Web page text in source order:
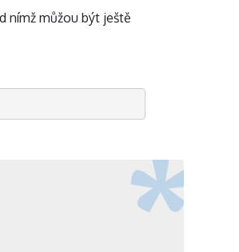
nímž můžou být ještě